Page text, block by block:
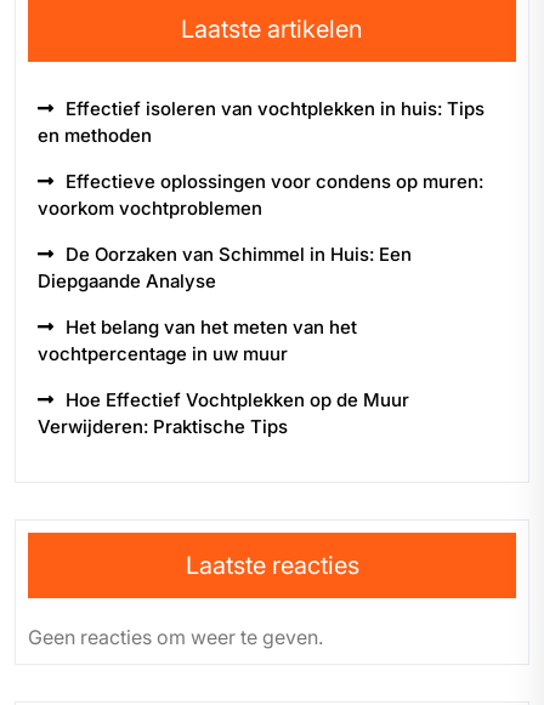
Laatste artikelen
Effectief isoleren van vochtplekken in huis: Tips
en methoden
Effectieve oplossingen voor condens op muren:
voorkom vochtproblemen
De Oorzaken van Schimmel in Huis: Een
Diepgaande Analyse
Het belang van het meten van het
vochtpercentage in uw muur
Hoe Effectief Vochtplekken op de Muur
Verwijderen: Praktische Tips
Laatste reacties
Geen reacties om weer te geven.